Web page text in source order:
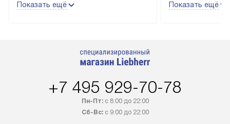
до подъезда, выезд за МКАД
в течение трех дней. Доставка
регионы осуществляется через
транспортную компанию. После
100% предоплаты наша компания
Показать ещё
эксплуатации
Стоимость
Показать ещё
+7 495 929-70-78
Пн-Пт:с 8:00 до 22:00
Сб-Вс:с 9:00 до 22:00